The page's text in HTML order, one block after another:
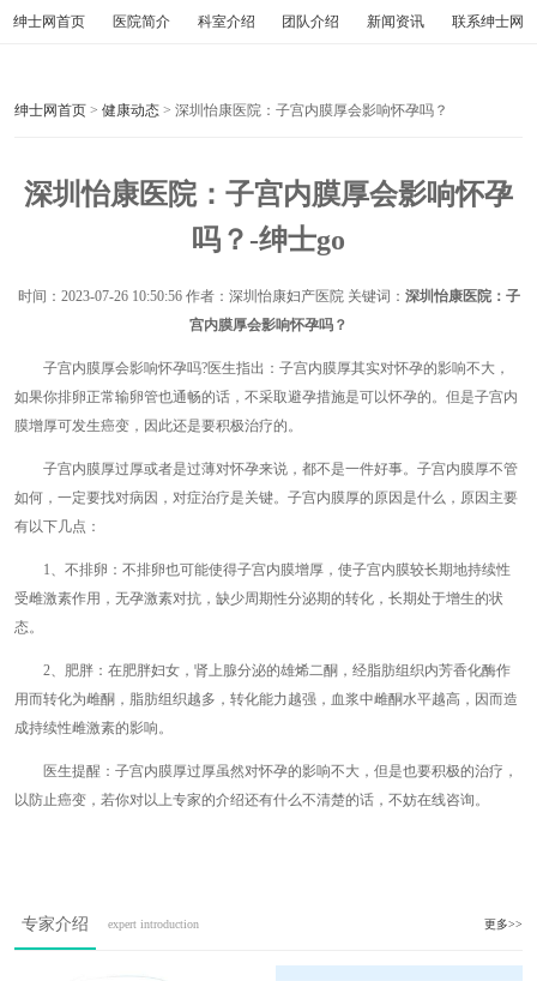
绅士网首页 医院简介 科室介绍 团队介绍 新闻资讯 联系绅士网
绅士网首页 > 健康动态 > 深圳怡康医院：子宫内膜厚会影响怀孕吗？
深圳怡康医院：子宫内膜厚会影响怀孕
吗？-绅士go
时间： 2023-07-26 10:50:56作者：深圳怡康妇产医院 关键词： 深圳怡康医院：子
宫内膜厚会影响怀孕吗？
子宫内膜厚会影响怀孕吗?医生指出：子宫内膜厚其实对怀孕的影响不大，
如果你排卵正常输卵管也通畅的话，不采取避孕措施是可以怀孕的。但是子宫内
膜增厚可发生癌变，因此还是要积极治疗的。
子宫内膜厚过厚或者是过薄对怀孕来说，都不是一件好事。子宫内膜厚不管
如何，一定要找对病因，对症治疗是关键。子宫内膜厚的原因是什么，原因主要
有以下几点：
1、不排卵：不排卵也可能使得子宫内膜增厚，使子宫内膜较长期地持续性
受雌激素作用，无孕激素对抗，缺少周期性分泌期的转化，长期处于增生的状
态。
2、肥胖：在肥胖妇女，肾上腺分泌的雄烯二酮，经脂肪组织内芳香化酶作
用而转化为雌酮，脂肪组织越多，转化能力越强，血浆中雌酮水平越高，因而造
成持续性雌激素的影响。
医生提醒：子宫内膜厚过厚虽然对怀孕的影响不大，但是也要积极的治疗，
以防止癌变，若你对以上专家的介绍还有什么不清楚的话，不妨在线咨询。
专家介绍 expert introduction 更多>>